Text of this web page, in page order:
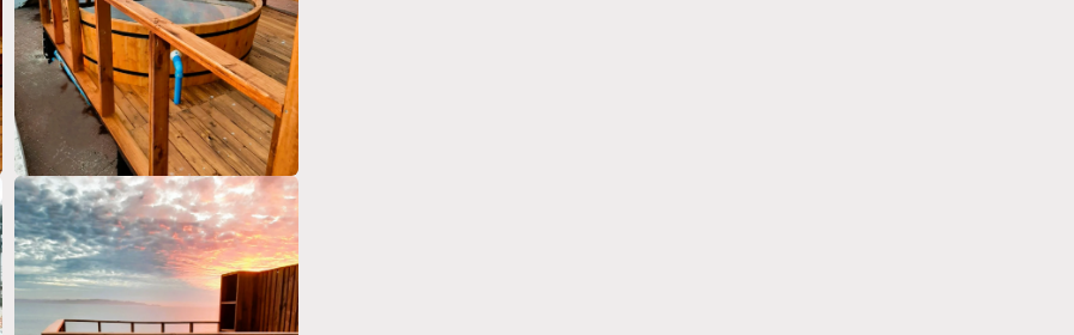
Abrir
elemento
multimedia
17
en
una
ventana
modal